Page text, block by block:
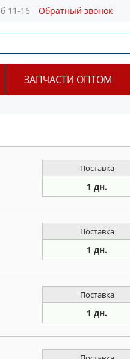
11-16 Обратный звонок
ЗАПЧАСТИ ОПТОМ
Поставка
1 дн.
Поставка
1 дн.
Поставка
1 дн.